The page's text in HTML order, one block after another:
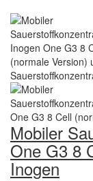
Mobiler
One G3 8
Inogen